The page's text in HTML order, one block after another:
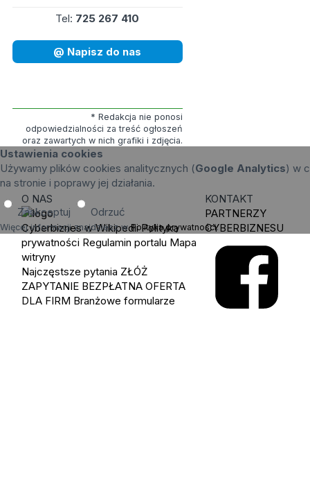
Tel: 725 267 410
@ Napisz do nas
* Redakcja nie ponosi
odpowiedzialności za treść ogłoszeń
oraz zawartych w nich grafiki i zdjęcia.
Ustawienia cookies
Używamy plików cookies analitycznych (Google Analytics) w
na stronie i poprawy jej działania.
Zaakceptuj Odrzuć
Więcej informacji znajdziesz wPolityka prywatności.
O NAS
Cyberbiznes w Wikipedii Polityka
prywatności Regulamin portalu Mapa
witryny
Najczęstsze pytania ZŁÓŻ
ZAPYTANIE BEZPŁATNA OFERTA
DLA FIRM Branżowe formularze
KONTAKT
PARTNERZY
CYBERBIZNESU